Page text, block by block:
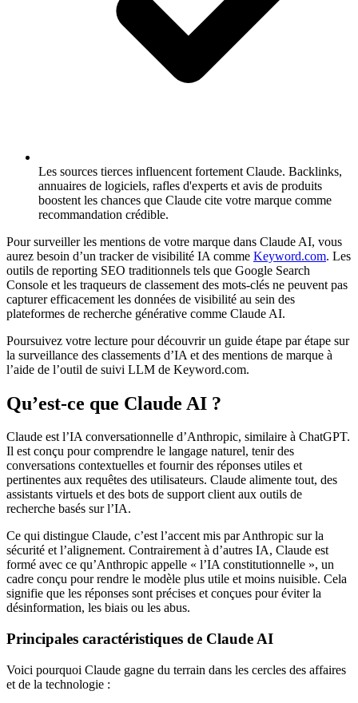
Les sources tierces influencent fortement Claude. Backlinks,
annuaires de logiciels, rafles d'experts et avis de produits
boostent les chances que Claude cite votre marque comme
recommandation crédible.
Pour surveiller les mentions de votre marque dans Claude AI, vous
aurez besoin d’un tracker de visibilité IA comme Keyword.com. Les
outils de reporting SEO traditionnels tels que Google Search
Console et les traqueurs de classement des mots-clés ne peuvent pas
capturer efficacement les données de visibilité au sein des
plateformes de recherche générative comme Claude AI.
Poursuivez votre lecture pour découvrir un guide étape par étape sur
la surveillance des classements d’IA et des mentions de marque à
l’aide de l’outil de suivi LLM de Keyword.com.
Qu’est-ce que Claude AI ?
Claude est l’IA conversationnelle d’Anthropic, similaire à ChatGPT.
Il est conçu pour comprendre le langage naturel, tenir des
conversations contextuelles et fournir des réponses utiles et
pertinentes aux requêtes des utilisateurs. Claude alimente tout, des
assistants virtuels et des bots de support client aux outils de
recherche basés sur l’IA.
Ce qui distingue Claude, c’est l’accent mis par Anthropic sur la
sécurité et l’alignement. Contrairement à d’autres IA, Claude est
formé avec ce qu’Anthropic appelle « l’IA constitutionnelle », un
cadre conçu pour rendre le modèle plus utile et moins nuisible. Cela
signifie que les réponses sont précises et conçues pour éviter la
désinformation, les biais ou les abus.
Principales caractéristiques de Claude AI
Voici pourquoi Claude gagne du terrain dans les cercles des affaires
et de la technologie :